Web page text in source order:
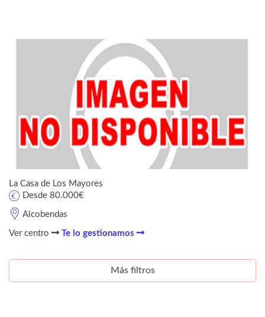
La Casa de Los Mayores
Alcobendas
Desde 80.000€
Ver centro Te lo gestionamos
Más filtros